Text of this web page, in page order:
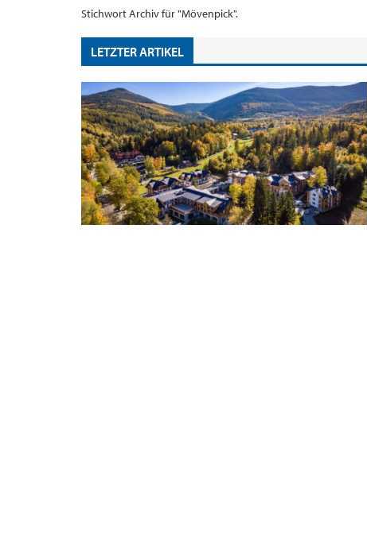
Stichwort Archiv für "Mövenpick".
LETZTER ARTIKEL